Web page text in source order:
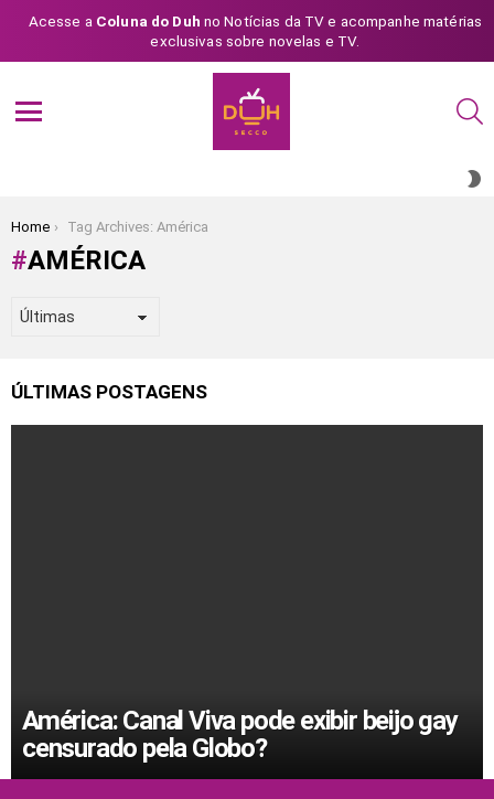
Acesse a Coluna do Duh no Notícias da TV e acompanhe matérias
exclusivas sobre novelas e TV.
You are here:
Home Tag Archives: América
AMÉRICA
ÚLTIMAS POSTAGENS
América: Canal Viva pode exibir beijo gay
censurado pela Globo?